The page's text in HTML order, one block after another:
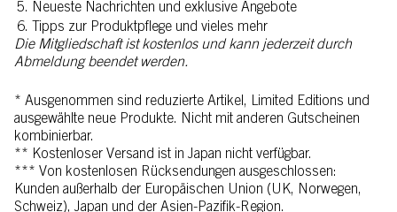
Neueste Nachrichten und exklusive Angebote
Tipps zur Produktpflege und vieles mehr
Die Mitgliedschaft ist kostenlos und kann jederzeit durch
Abmeldung beendet werden.
* Ausgenommen sind reduzierte Artikel, Limited Editions und
ausgewählte neue Produkte. Nicht mit anderen Gutscheinen
kombinierbar.
** Kostenloser Versand ist in Japan nicht verfügbar.
*** Von kostenlosen Rücksendungen ausgeschlossen:
Kunden außerhalb der Europäischen Union (UK, Norwegen,
Schweiz), Japan und der Asien-Pazifik-Region.